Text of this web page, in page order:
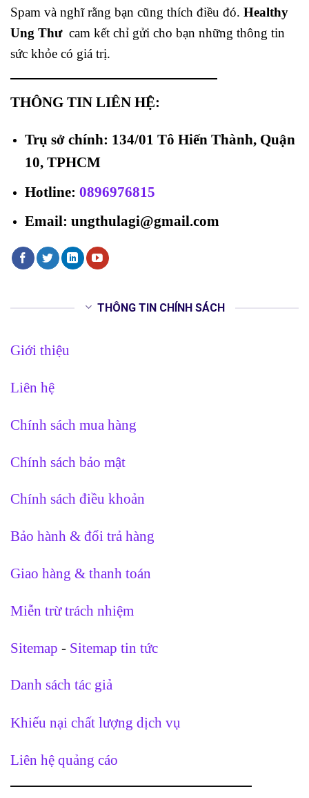
Spam và nghĩ rằng bạn cũng thích điều đó. Healthy
Ung Thư cam kết chỉ gửi cho bạn những thông tin
sức khỏe có giá trị.
THÔNG TIN LIÊN HỆ:
Trụ sở chính: 134/01 Tô Hiến Thành, Quận
10, TPHCM
Hotline: 0896976815
Email: ungthulagi@gmail.com
THÔNG TIN CHÍNH SÁCH
Giới thiệu
Liên hệ
Chính sách mua hàng
Chính sách bảo mật
Chính sách điều khoản
Bảo hành & đổi trả hàng
Giao hàng & thanh toán
Miễn trừ trách nhiệm
Sitemap - Sitemap tin tức
Danh sách tác giả
Khiếu nại chất lượng dịch vụ
Liên hệ quảng cáo